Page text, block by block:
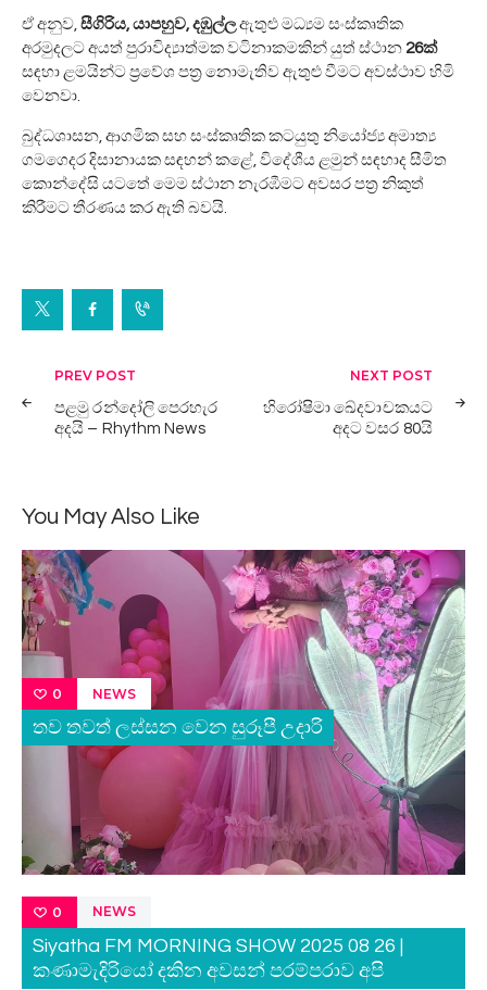
ඒ අනුව, සීගිරිය, යාපහුව, දඹුල්ල ඇතුළු මධ්‍යම සංස්කෘතික
අරමුදලට අයත් පුරාවිද්‍යාත්මක වටිනාකමකින් යුත් ස්ථාන 26ක්
සඳහා ළමයින්ට ප්‍රවේශ පත්‍ර නොමැතිව ඇතුළු වීමට අවස්ථාව හිමි
වෙනවා.
බුද්ධශාසන, ආගමික සහ සංස්කෘතික කටයුතු නියෝජ්‍ය අමාත්‍ය
ගමගෙදර දිසානායක සඳහන් කළේ, විදේශීය ළමුන් සඳහාද සීමිත
කොන්දේසි යටතේ මෙම ස්ථාන නැරඹීමට අවසර පත්‍ර නිකුත්
කිරීමට තීරණය කර ඇති බවයි.
Post
navigation
PREV POST
පළමු රන්දෝලි පෙරහැර
අදයි – Rhythm News
NEXT POST
හිරෝෂිමා ඛේදවාචකයට
අදට වසර 80යි
You May Also Like
0 NEWS
තව තවත් ලස්සන වෙන සුරූපී උදාරි
0 NEWS
Siyatha FM MORNING SHOW 2025 08 26 |
කණාමැදිරියෝ දකින අවසන් පරම්පරාව අපි